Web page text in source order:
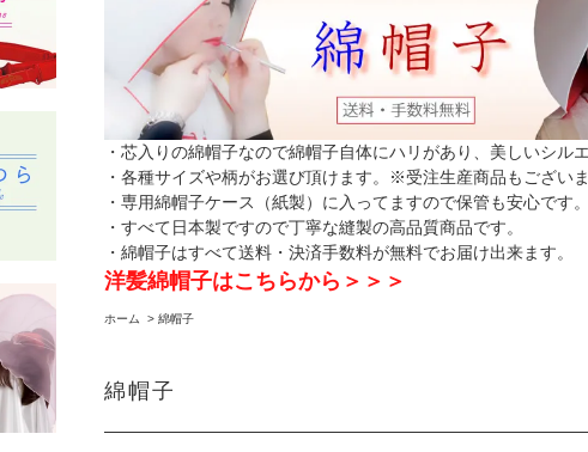
・芯入りの綿帽子なので綿帽子自体にハリがあり、美しいシル
・各種サイズや柄がお選び頂けます。※受注生産商品もござい
・専用綿帽子ケース（紙製）に入ってますので保管も安心です。
・すべて日本製ですので丁寧な縫製の高品質商品です。
・綿帽子はすべて送料・決済手数料が無料でお届け出来ます。
洋髪綿帽子はこちらから＞＞＞
ホーム > 綿帽子
綿帽子